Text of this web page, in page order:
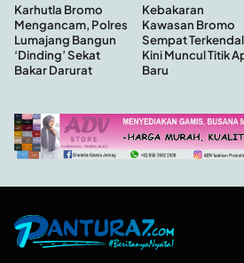
Karhutla Bromo
Mengancam, Polres
Lumajang Bangun
‘Dinding’ Sekat
Bakar Darurat
Kebakaran
Kawasan Bromo
Sempat
Kini Muncul Titik
Baru